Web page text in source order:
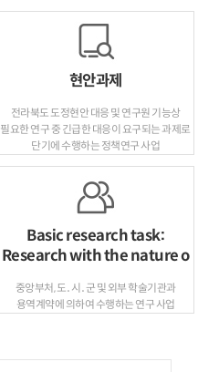
현안과제
전라북도 도정현안 대응 및 연구원 기능상
필요한 연구 중 긴급한 대응이 요구되는 과제로
단기에 수행하는 정책연구 사업
Basic research task:
Research with the nature o
중앙부처, 도․시․군 및 외부 학술기관과
용역계약에 의하여 수행하는 연구 사업